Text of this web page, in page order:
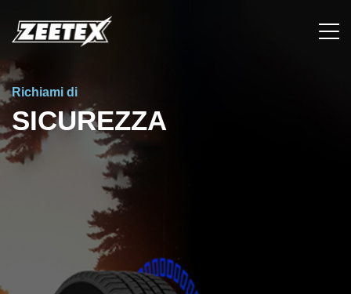
Richiami di
SICUREZZA